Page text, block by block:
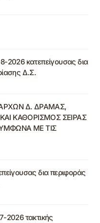
κατεπείγουσας δια
Δ.Σ.
Δ. ΔΡΑΜΑΣ,
ΚΑΘΟΡΙΣΜΟΣ ΣΕΙΡΑΣ
ΜΕ ΤΙΣ
δια περιφοράς
τακτικής